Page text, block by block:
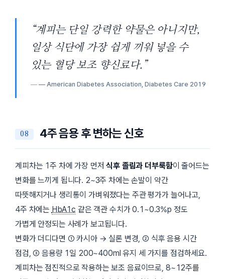
“계피는 단일 강력한 약물은 아니지만,
일상 식단에 가장 쉽게 끼워 넣을 수
있는 혈당 보조 향신료다.”
— American Diabetes Association, Diabetes Care 2019
4주 음용 후 변하는 신호
계피차는 1주 차에 가장 먼저식후 졸림과 더부룩함이 줄어드는
변화를 느끼게 됩니다. 2~3주 차에는 손발이 약간
따뜻해지거나 생리통이 가벼워졌다는 주관 평가가 늘어나고,
4주 차에는 HbA1c 같은 객관 수치가 0.1~0.3%p 정도
가볍게 안정되는 사례가 보고됩니다.
변화가 더디다면 ① 카시아 → 실론 변경, ② 식후 음용 시간
점검, ③ 음용량 1일 200~400ml 유지 세 가지를 점검하세요.
계피차는 점진적으로 작용하는 보조 음료이므로, 8~12주를